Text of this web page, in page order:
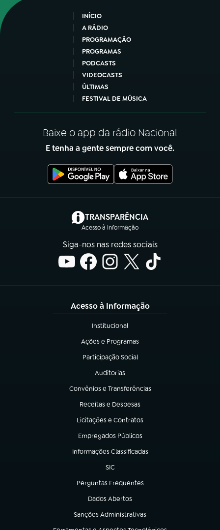
INÍCIO
A RÁDIO
PROGRAMAÇÃO
PROGRAMAS
PODCASTS
VIDEOCASTS
ÚLTIMAS
FESTIVAL DE MÚSICA
Baixe o app da rádio Nacional
E tenha a gente sempre com você.
TRANSPARÊNCIA
Acesso à Informação
(abre em nova aba)
Siga-nos nas redes sociais
Acesso à Informação
Institucional
(abre em nova aba)
Ações e Programas
(abre em nova aba)
Participação Social
(abre em nova aba)
Auditorias
(abre em nova aba)
Convênios e Transferências
(abre em nova aba)
Receitas e Despesas
(abre em nova aba)
Licitações e Contratos
(abre em nova aba)
Empregados Públicos
(abre em nova aba)
Informações Classificadas
(abre em nova aba)
SIC
(abre em nova aba)
Perguntas Frequentes
(abre em nova aba)
Dados Abertos
(abre em nova aba)
Sanções Administrativas
(abre em nova aba)